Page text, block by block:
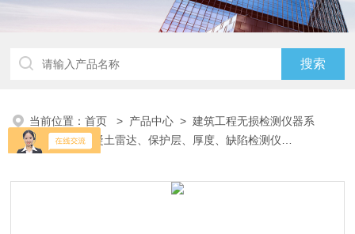
当前位置：首页 > 产品中心 >建筑工程无损检测仪器系
列
>钢筋混凝土雷达、保护层、厚度、缺陷检测仪